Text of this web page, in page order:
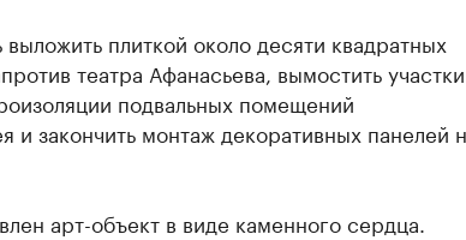
плиткой около десяти квадратных
театра Афанасьева, вымостить участки
подвальных помещений
и закончить монтаж декоративных панелей
арт-объект в виде каменного сердца.